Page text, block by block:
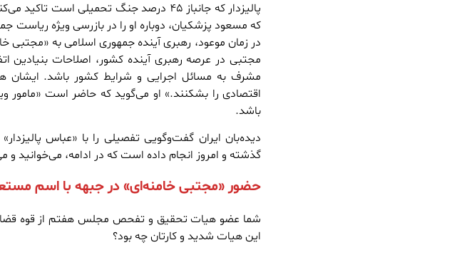
پالیزدار که جانباز ۴۵ درصد جنگ تحمیلی
که مسعود پزشکیان، دوباره او را در بازرسی ویژه
در زمان موعود، رهبری آینده جمهوری اسلامی به «مجتبی
مجتبی در عرصه رهبری آینده کشور، اصلاحات بنیادین
مشرف به مسائل اجرایی و شرایط کشور باشد. ایشان
اقتصادی را بشکنند.» او می‌گوید که حاضر است «مامور
باشد.
دیده‌بان ایران گفت‌وگویی تفصیلی را با «عباس
گذشته و امروز انجام داده است که در ادامه، می‌خوانید و
حضور «مجتبی خامنه‌ای» در جبهه با اسم
شما عضو هیات تحقیق و تفحص مجلس هفتم از قوه
این هیات شدید و کارتان چه بود؟